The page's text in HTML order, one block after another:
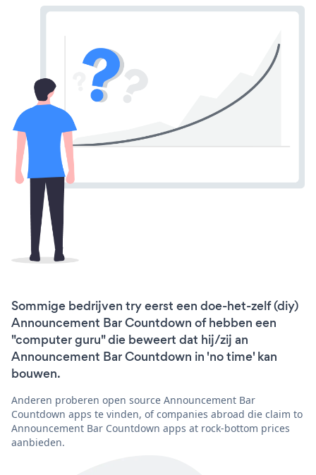
Sommige bedrijven try eerst een doe-het-zelf (diy)
Announcement Bar Countdown of hebben een
"computer guru" die beweert dat hij/zij an
Announcement Bar Countdown in 'no time' kan
bouwen.
Anderen proberen open source Announcement Bar
Countdown apps te vinden, of companies abroad die claim to
Announcement Bar Countdown apps at rock-bottom prices
aanbieden.